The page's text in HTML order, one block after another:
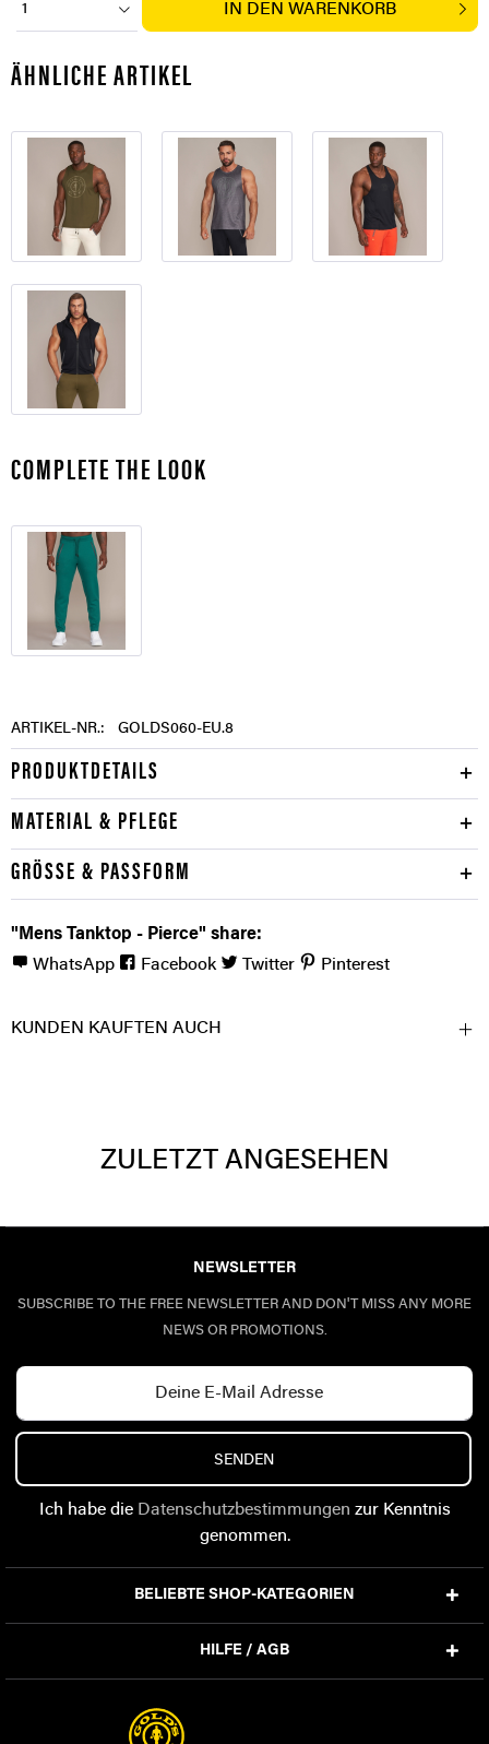
1 IN DEN WARENKORB
ÄHNLICHE ARTIKEL
COMPLETE THE LOOK
ARTIKEL-NR.: GOLDS060-EU.8
PRODUKTDETAILS
MATERIAL & PFLEGE
GRÖSSE & PASSFORM
"Mens Tanktop - Pierce" share:
WhatsApp
Facebook Twitter Pinterest
KUNDEN KAUFTEN AUCH
ZULETZT ANGESEHEN
NEWSLETTER
SUBSCRIBE TO THE FREE NEWSLETTER AND DON'T MISS ANY MORE
NEWS OR PROMOTIONS.
SENDEN
Ich habe die Datenschutzbestimmungen zur Kenntnis
genommen.
BELIEBTE SHOP-KATEGORIEN
HILFE / AGB